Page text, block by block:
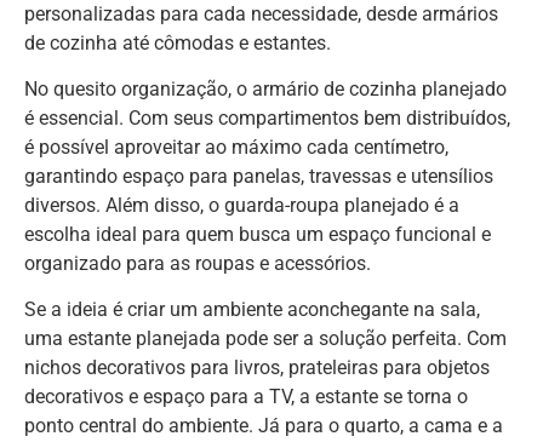
personalizadas para cada necessidade, desde armários
de cozinha até cômodas e estantes.
No quesito organização, o armário de cozinha planejado
é essencial. Com seus compartimentos bem distribuídos,
é possível aproveitar ao máximo cada centímetro,
garantindo espaço para panelas, travessas e utensílios
diversos. Além disso, o guarda-roupa planejado é a
escolha ideal para quem busca um espaço funcional e
organizado para as roupas e acessórios.
Se a ideia é criar um ambiente aconchegante na sala,
uma estante planejada pode ser a solução perfeita. Com
nichos decorativos para livros, prateleiras para objetos
decorativos e espaço para a TV, a estante se torna o
ponto central do ambiente. Já para o quarto, a cama e a